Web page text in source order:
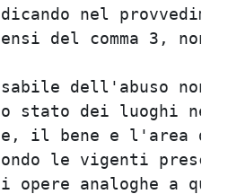
indicando nel
del comma
stato dei
il bene e
secondo le
di opere